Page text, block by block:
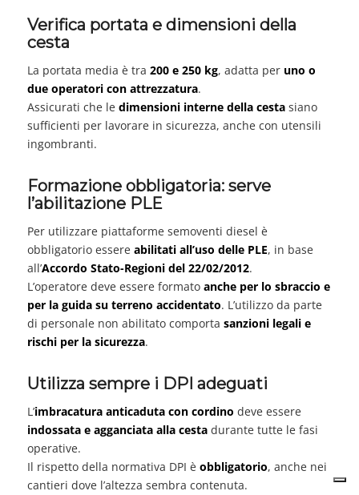
Verifica portata e dimensioni della
cesta
La portata media è tra 200 e 250 kg, adatta per uno o
due operatori con attrezzatura.
Assicurati che le dimensioni interne della cestasiano
sufficienti per lavorare in sicurezza, anche con utensili
ingombranti.
Formazione obbligatoria: serve
l’abilitazione PLE
Per utilizzare piattaforme semoventi diesel è
obbligatorio essere abilitati all’uso delle PLE, in base
all’Accordo Stato-Regioni del 22/02/2012.
L’operatore deve essere formato anche per lo sbraccio e
per la guida su terreno accidentato. L’utilizzo da parte
di personale non abilitato comporta sanzioni legali e
rischi per la sicurezza.
Utilizza sempre i DPI adeguati
L’imbracatura anticaduta con cordino deve essere
indossata e agganciata alla cestadurante tutte le fasi
operative.
Il rispetto della normativa DPI è obbligatorio, anche nei
cantieri dove l’altezza sembra contenuta.